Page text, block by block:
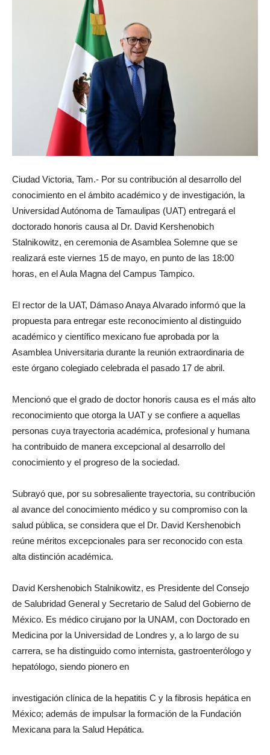
Ciudad Victoria, Tam.- Por su contribución al desarrollo del
conocimiento en el ámbito académico y de investigación, la
Universidad Autónoma de Tamaulipas (UAT) entregará el
doctorado honoris causa al Dr. David Kershenobich
Stalnikowitz, en ceremonia de Asamblea Solemne que se
realizará este viernes 15 de mayo, en punto de las 18:00
horas, en el Aula Magna del Campus Tampico.
El rector de la UAT, Dámaso Anaya Alvarado informó que la
propuesta para entregar este reconocimiento al distinguido
académico y científico mexicano fue aprobada por la
Asamblea Universitaria durante la reunión extraordinaria de
este órgano colegiado celebrada el pasado 17 de abril.
Mencionó que el grado de doctor honoris causa es el más alto
reconocimiento que otorga la UAT y se confiere a aquellas
personas cuya trayectoria académica, profesional y humana
ha contribuido de manera excepcional al desarrollo del
conocimiento y el progreso de la sociedad.
Subrayó que, por su sobresaliente trayectoria, su contribución
al avance del conocimiento médico y su compromiso con la
salud pública, se considera que el Dr. David Kershenobich
reúne méritos excepcionales para ser reconocido con esta
alta distinción académica.
David Kershenobich Stalnikowitz, es Presidente del Consejo
de Salubridad General y Secretario de Salud del Gobierno de
México. Es médico cirujano por la UNAM, con Doctorado en
Medicina por la Universidad de Londres y, a lo largo de su
carrera, se ha distinguido como internista, gastroenterólogo y
hepatólogo, siendo pionero en
investigación clínica de la hepatitis C y la fibrosis hepática en
México; además de impulsar la formación de la Fundación
Mexicana para la Salud Hepática.